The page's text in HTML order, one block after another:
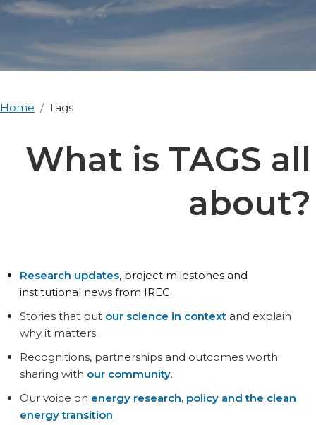
Home Tags
What is TAGS all
about?
Research updates, project milestones and
institutional news from IREC.
Stories that put our science in contextand explain
why it matters.
Recognitions, partnerships and outcomes worth
sharing with our community.
Our voice on energy research, policy and the clean
energy transition.